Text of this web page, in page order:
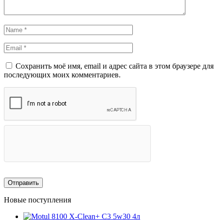
Сохранить моё имя, email и адрес сайта в этом браузере для
последующих моих комментариев.
Новые поступления